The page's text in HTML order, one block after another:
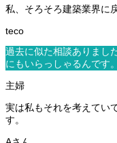
私、そろそろ建築業界に
過去に似た相談ありまし
にもいらっしゃるんです。
実は私もそれを考えてい
す。